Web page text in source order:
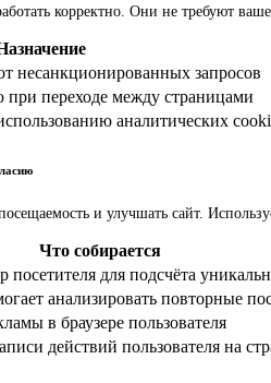
корректно. Они не требуют
несанкционированных запросов
переходе между страницами
аналитических
и улучшать сайт.
Что собирается
для подсчёта
анализировать повторные
в браузере пользователя
действий пользователя на